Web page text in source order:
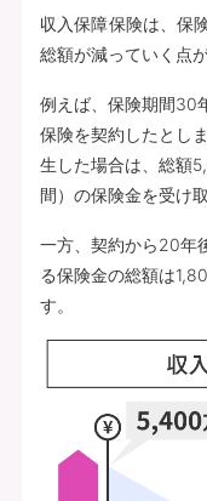
収入保障保険は、保
総額が減っていく点
例えば、保険期間30
保険を契約したとし
生した場合は、総額
間）の保険金を受け
一方、契約から20年
る保険金の総額は
す。